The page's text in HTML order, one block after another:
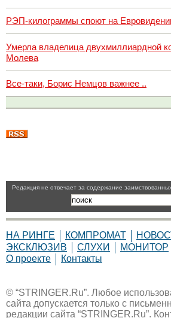
РЭП-килограммы споют на
Умерла владелица двухмиллиардной
Молева
Все-таки, Борис Немцов важнее ..
Pедакция не отвечает за содержание
НА РИНГЕ КОМПРОМАТ
ЭКСКЛЮЗИВ
СЛУХИ МОНИТОР
О проекте
Контакты
© “STRINGER.Ru”. Любое
сайта допускается только с
редакции сайта “STRINGER.Ru”.